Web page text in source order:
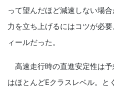
って望んだほど減速しない場
力を立ち上げるにはコツが必
ィールだった。
高速走行時の直進安定性は
はほとんどEクラスレベル。と